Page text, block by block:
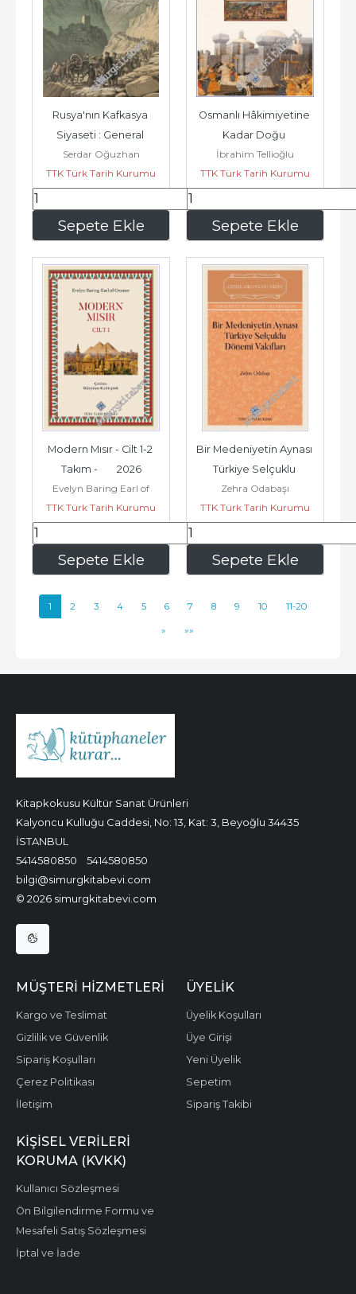
Sepete Ekle
Rusya'nın Kafkasya
Siyaseti : General
Paskeviç'in
Başkomutanlığı
Serdar Oğuzhan
Çaycıoğlu
TTK Türk Tarih Kurumu
168,30 Sepete Ekle
Osmanlı Hâkimiyetine
Kadar Doğu
Karadeniz'de Türkler -
2025
İbrahim Tellioğlu
TTK Türk Tarih Kurumu
118,80
Sepete Ekle
Modern Mısır - Cilt 1-2
Takım -        2026
Evelyn Baring Earl of
Cromer
TTK Türk Tarih Kurumu
594,00 Sepete Ekle
Bir Medeniyetin Aynası
Türkiye Selçuklu
Dönemi Vakıfları :
Cumhuriyet'in...
Zehra Odabaşı
TTK Türk Tarih Kurumu
99,00
1 2 3 4 5 6 7 8 9 10 11-20
» »»
Kitapkokusu Kültür Sanat Ürünleri
Kalyoncu Kulluğu Caddesi, No: 13, Kat: 3, Beyoğlu 34435
İSTANBUL
5414580850
5414580850
bilgi@simurgkitabevi.com
© 2026 simurgkitabevi.com
MÜŞTERI HIZMETLERI
Kargo ve Teslimat
Gizlilik ve Güvenlik
Sipariş Koşulları
Çerez Politikası
İletişim
ÜYELIK
Üyelik Koşulları
Üye Girişi
Yeni Üyelik
Sepetim
Sipariş Takibi
KIŞISEL VERILERI
KORUMA (KVKK)
Kullanıcı Sözleşmesi
Ön Bilgilendirme Formu ve
Mesafeli Satış Sözleşmesi
İptal ve İade